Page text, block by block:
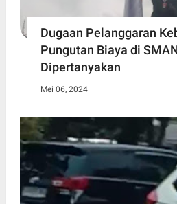
Dugaan Pelanggaran
Pungutan Biaya di
Dipertanyakan
Mei 06, 2024